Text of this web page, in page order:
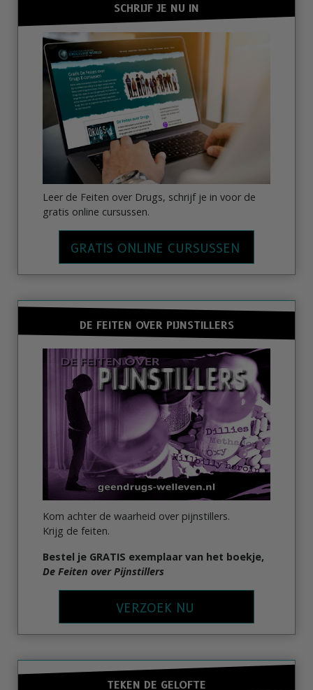
SCHRIJF JE NU IN
Leer de Feiten over Drugs, schrijf je in voor de
gratis online cursussen.
GRATIS ONLINE CURSUSSEN
DE FEITEN OVER PIJNSTILLERS
Kom achter de waarheid over pijnstillers.
Krijg de feiten.
Bestel je GRATIS exemplaar van het boekje,
De Feiten over Pijnstillers
VERZOEK NU
TEKEN DE GELOFTE